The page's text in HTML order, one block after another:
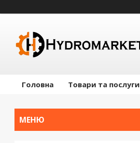
Головна Товари та послуги